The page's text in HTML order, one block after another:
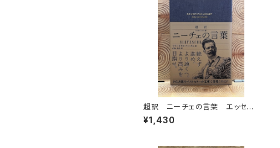
超訳 ニーチェの言葉 エッセン
シャル版
¥1,430